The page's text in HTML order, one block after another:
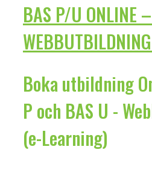
BAS P/U ONLINE
Boka utbildning
P och BAS U -
(e-Learning)